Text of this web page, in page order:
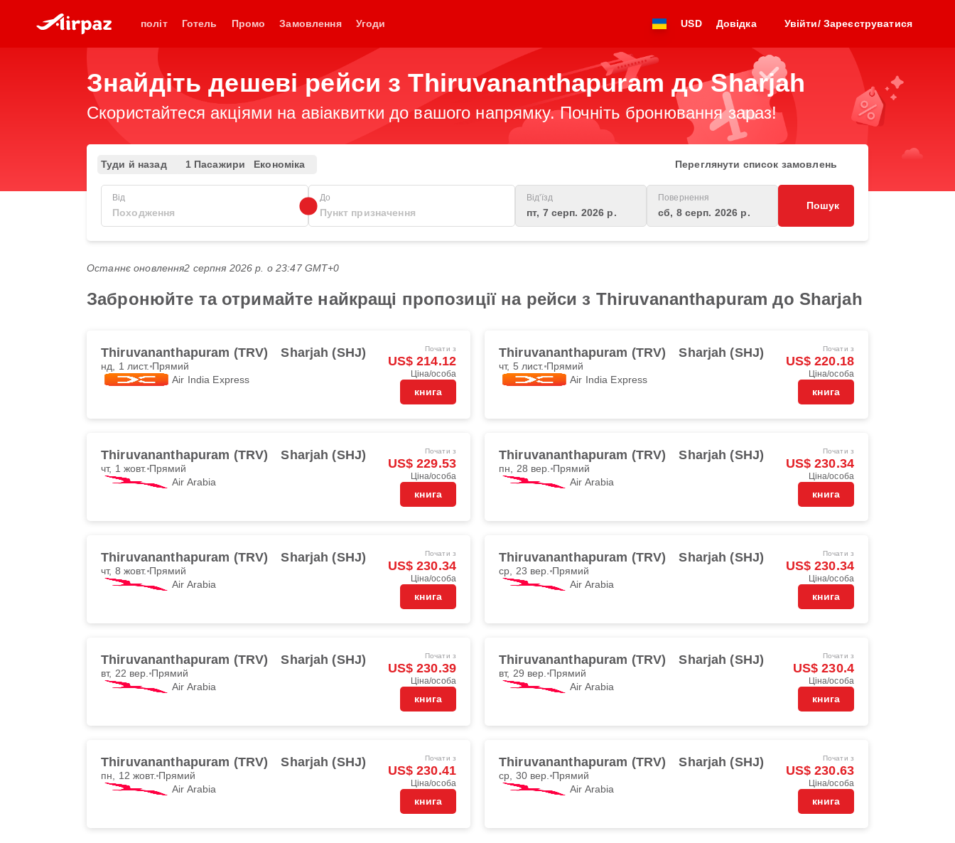
політ Готель Промо Замовлення Угоди USD Довідка Увійти/ Зареєструватися
Знайдіть дешеві рейси з Thiruvananthapuram до Sharjah
Скористайтеся акціями на авіаквитки до вашого напрямку. Почніть бронювання зараз!
Туди й назад 1 Пасажири Економіка Переглянути список замовлень
Від До Від'їзд
пт, 7 серп. 2026 р.
Повернення
сб, 8 серп. 2026 р.
Пошук
Останнє оновлення2 серпня 2026 р. о 23:47 GMT+0
Забронюйте та отримайте найкращі пропозиції на рейси з Thiruvananthapuram до Sharjah
Thiruvananthapuram (TRV) Sharjah (SHJ)
нд, 1 лист. Прямий
Air India Express
Почати з
US$ 214.12
Ціна/особа
книга
Thiruvananthapuram (TRV) Sharjah (SHJ)
чт, 5 лист. Прямий
Air India Express
Почати з
US$ 220.18
Ціна/особа
книга
Thiruvananthapuram (TRV) Sharjah (SHJ)
чт, 1 жовт. Прямий
Air Arabia
Почати з
US$ 229.53
Ціна/особа
книга
Thiruvananthapuram (TRV) Sharjah (SHJ)
пн, 28 вер. Прямий
Air Arabia
Почати з
US$ 230.34
Ціна/особа
книга
Thiruvananthapuram (TRV) Sharjah (SHJ)
чт, 8 жовт. Прямий
Air Arabia
Почати з
US$ 230.34
Ціна/особа
книга
Thiruvananthapuram (TRV) Sharjah (SHJ)
ср, 23 вер. Прямий
Air Arabia
Почати з
US$ 230.34
Ціна/особа
книга
Thiruvananthapuram (TRV) Sharjah (SHJ)
вт, 22 вер. Прямий
Air Arabia
Почати з
US$ 230.39
Ціна/особа
книга
Thiruvananthapuram (TRV) Sharjah (SHJ)
вт, 29 вер. Прямий
Air Arabia
Почати з
US$ 230.4
Ціна/особа
книга
Thiruvananthapuram (TRV) Sharjah (SHJ)
пн, 12 жовт. Прямий
Air Arabia
Почати з
US$ 230.41
Ціна/особа
книга
Thiruvananthapuram (TRV) Sharjah (SHJ)
ср, 30 вер. Прямий
Air Arabia
Почати з
US$ 230.63
Ціна/особа
книга